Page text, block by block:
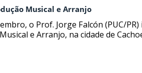
Musical e Arranjo
o Prof. Jorge Falcón (PUC/
e Arranjo, na cidade de